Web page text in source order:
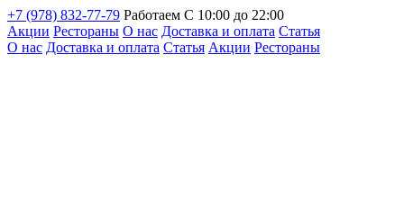
+7 (978) 832-77-79 Работаем С 10:00 до 22:00
Акции Рестораны О нас Доставка и оплата Статья
О нас Доставка и оплата Статья Акции Рестораны